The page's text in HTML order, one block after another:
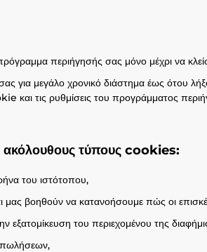
περιήγησής σας μόνο μέχρι να
για μεγάλο χρονικό διάστημα έως ότου
τις ρυθμίσεις του προγράμματος
ακόλουθους τύπους cookies:
του ιστότοπου,
βοηθούν να κατανοήσουμε πώς οι
εξατομίκευση του περιεχομένου της
πωλήσεων,